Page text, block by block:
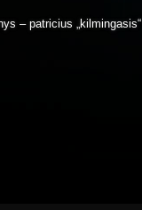
– patricius „kilmingasis“